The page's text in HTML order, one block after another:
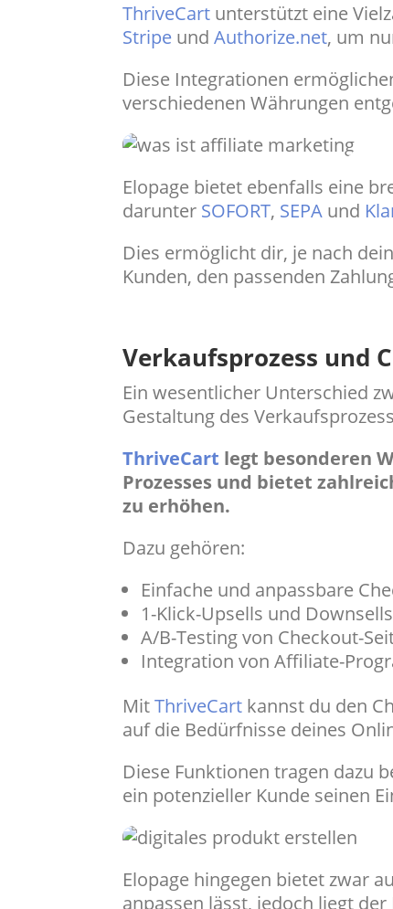
ThriveCart unterstützt eine
Stripe undAuthorize.net, um
Diese Integrationen
verschiedenen Währungen
Elopage bietet ebenfalls eine
darunter SOFORT, SEPA und
Dies ermöglicht dir, je nach
Kunden, den passenden
Verkaufsprozess und
Ein wesentlicher Unterschied
Gestaltung des
ThriveCart legt besonderen
Prozesses und bietet
zu erhöhen.
Dazu gehören:
Einfache und anpassbare
1-Klick-Upsells und Downsells
A/B-Testing von Checkout-
Integration von Affiliate-
MitThriveCart kannst du den
auf die Bedürfnisse deines
Diese Funktionen tragen dazu
ein potenzieller Kunde seinen
Elopage hingegen bietet zwar
anpassen lässt, jedoch liegt